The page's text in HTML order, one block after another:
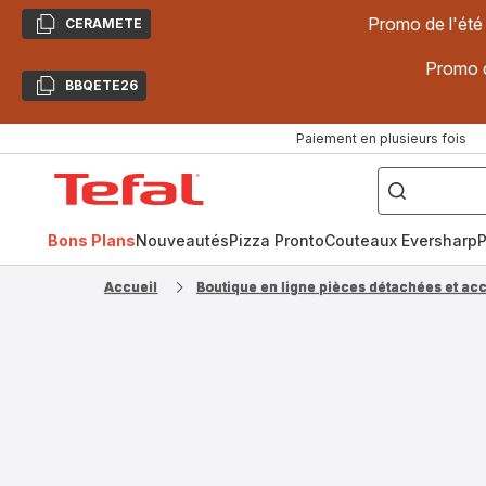
CopierCERAMETE Promo de
CopierBBQETE26
Promo
Paiement en plusieurs fois
["Poêles
inox,
Cake
Factory,
Bons PlansNouveautésPizza ProntoCouteaux Eversharp
Accueil Boutique en ligne pièces détachées et